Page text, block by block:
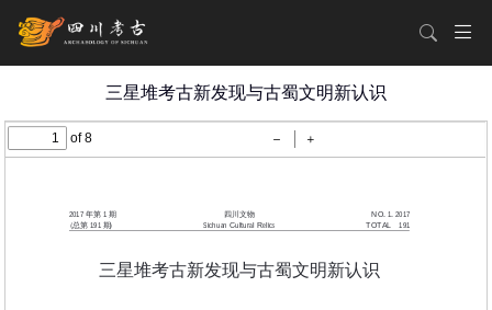
三星堆考古新发现与古蜀文明新认识